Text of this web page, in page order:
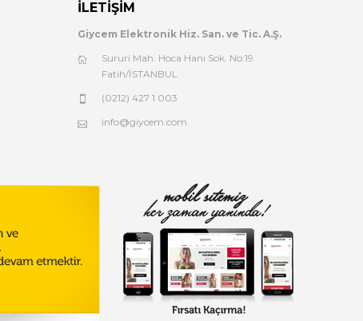
İLETIŞIM
Giycem Elektronik Hiz. San. ve Tic. A.Ş.
Sururi Mah. Hoca Hanı Sok. No:19
Fatih/İSTANBUL
(0212) 427 1 003
info@giycem.com